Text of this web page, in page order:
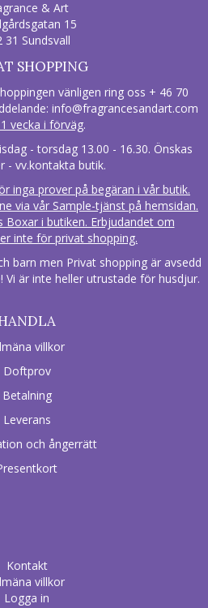
& Art
15
31 Sundsvall
SHOPPING
vänligen ring oss + 46 70
info@fragrancesandart.com
vecka i förväg.
- torsdag 13.00 - 16.30. Önskas
- vv.kontakta butik.
inga prover på begäran i vår butik.
via vår Sample-tjänst på hemsidan.
Boxar i butiken. Erbjudandet om
inte för privat shopping.
barn men Privat shopping är avsedd
är inte heller utrustade för husdjur.
villkor
Doftprov
Betalning
Leverans
och ångerrätt
Kontakt
villkor
Logga in